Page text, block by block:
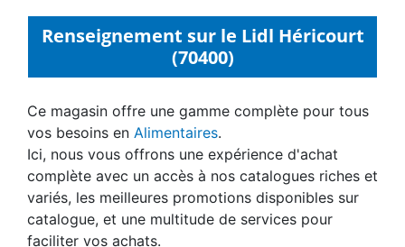
Renseignement sur le Lidl Héricourt
(70400)
Ce magasin offre une gamme complète pour tous
vos besoins enAlimentaires.
Ici, nous vous offrons une expérience d'achat
complète avec un accès à nos catalogues riches et
variés, les meilleures promotions disponibles sur
catalogue, et une multitude de services pour